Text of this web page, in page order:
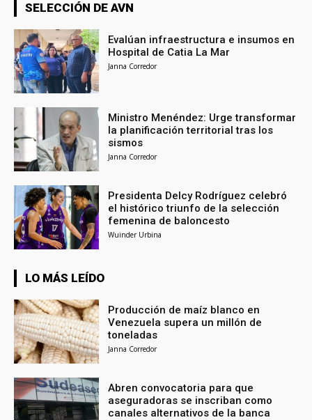
SELECCIÓN DE AVN
Evalúan infraestructura e insumos en
Hospital de Catia La Mar
Janna Corredor
Ministro Menéndez: Urge transformar
la planificación territorial tras los
sismos
Janna Corredor
Presidenta Delcy Rodríguez celebró
el histórico triunfo de la selección
femenina de baloncesto
Wuinder Urbina
LO MÁS LEÍDO
Producción de maíz blanco en
Venezuela supera un millón de
toneladas
Janna Corredor
Abren convocatoria para que
aseguradoras se inscriban como
canales alternativos de la banca